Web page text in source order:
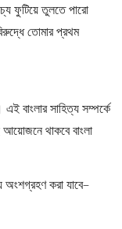
ফুটিয়ে তুলতে পারো
তোমার প্রথম
বাংলার সাহিত্য সম্পর্কে
থাকবে বাংলা
অংশগ্রহণ করা যাবে–